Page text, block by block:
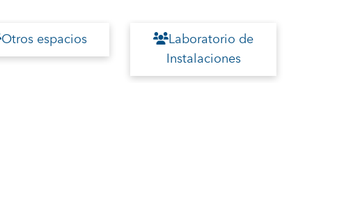
Otros espacios
Laboratorio de
Instalaciones